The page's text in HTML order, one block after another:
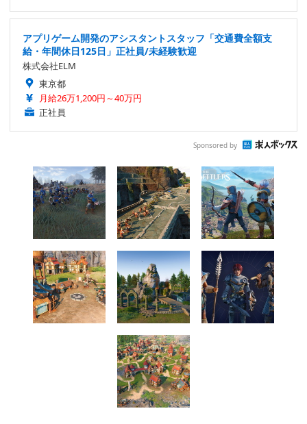
アプリゲーム開発のアシスタントスタッフ「交通費全額支
給・年間休日125日」正社員/未経験歓迎
株式会社ELM
東京都
月給26万1,200円～40万円
正社員
Sponsored by